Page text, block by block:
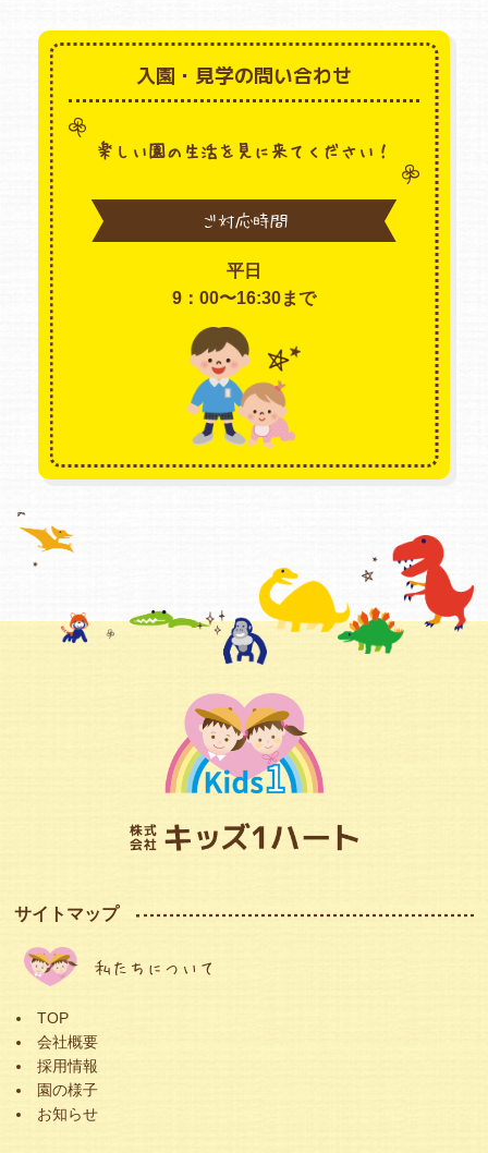
入園・見学の問い合わせ
楽しい園の生活を見に来てください！
ご対応時間
平日
9：00〜16:30まで
サイトマップ
私たちについて
TOP
会社概要
採用情報
園の様子
お知らせ